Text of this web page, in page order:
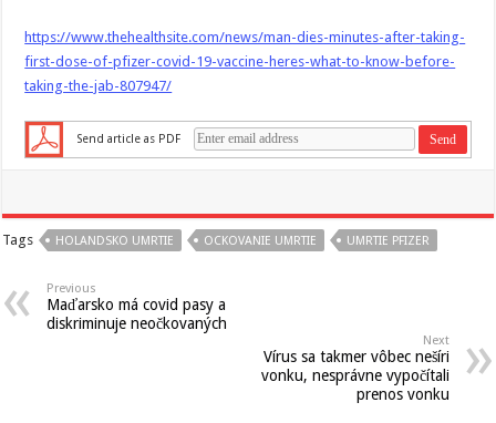
https://www.thehealthsite.com/news/man-dies-minutes-after-taking-
first-dose-of-pfizer-covid-19-vaccine-heres-what-to-know-before-
taking-the-jab-807947/
Send article as PDF
Tags HOLANDSKO UMRTIE OCKOVANIE UMRTIE UMRTIE PFIZER
Previous
Maďarsko má covid pasy a
diskriminuje neočkovaných
Next
Vírus sa takmer vôbec nešíri
vonku, nesprávne vypočítali
prenos vonku